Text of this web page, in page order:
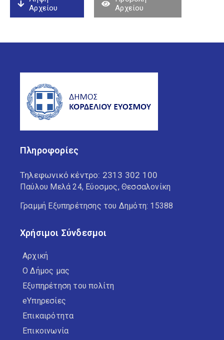
Αρχείου
Αρχείου
Πληροφορίες
Τηλεφωνικό κέντρο: 2313 302 100
Παύλου Μελά 24, Εύοσμος, Θεσσαλονίκη
Γραμμή Εξυπηρέτησης του Δημότη: 15388
Χρήσιμοι Σύνδεσμοι
Αρχική
Ο Δήμος μας
Εξυπηρέτηση του πολίτη
eΥπηρεσίες
Επικαιρότητα
Επικοινωνία